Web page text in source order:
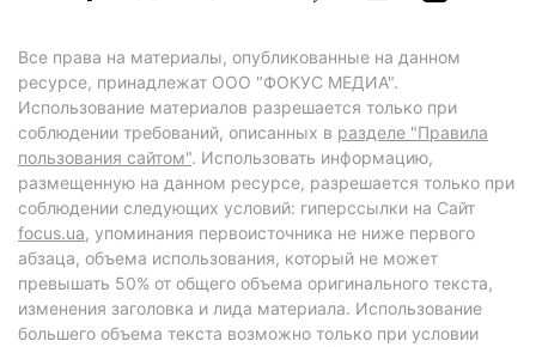
Все права на материалы, опубликованные на данном
ресурсе, принадлежат ООО "ФОКУС МЕДИА".
Использование материалов разрешается только при
соблюдении требований, описанных в разделе "Правила
пользования сайтом". Использовать информацию,
размещенную на данном ресурсе, разрешается только при
соблюдении следующих условий: гиперссылки на Сайт
focus.ua, упоминания первоисточника не ниже первого
абзаца, объема использования, который не может
превышать 50% от общего объема оригинального текста,
изменения заголовка и лида материала. Использование
большего объема текста возможно только при условии